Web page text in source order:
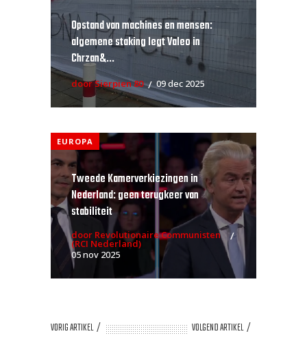
Opstand van machines en mensen:
algemene staking legt Valeo in
Chrzan&...
door Sierpien 80 09 dec 2025
EUROPA
Tweede Kamerverkiezingen in
Nederland: geen terugkeer van
stabiliteit
door Revolutionaire Communisten
(RCI Nederland)
05 nov 2025
VORIG ARTIKEL
VOLGEND ARTIKEL